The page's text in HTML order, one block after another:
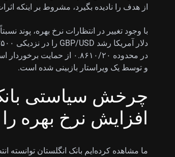
از هدف را نادیده بگیرد، مشروط بر اینکه
با وجود تغییر در انتظارات نرخ بهره، پوند
در محدوده ۰.۸۶۱۰/۲۰ از
و توسط یک ویراستار بازبینی شده است.
چرخش سیاستی
افزایش نرخ بهره
ما مشاهده کرده‌ایم بانک انگلستان توانسته